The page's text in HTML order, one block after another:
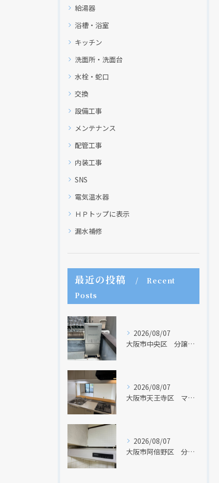
給湯器
浴槽・浴室
キッチン
洗面所・洗面台
水栓・蛇口
交換
設備工事
メンテナンス
配管工事
内装工事
SNS
電気温水器
ＨＰトップに表示
漏水補修
最近の投稿
Recent
Posts
2026/08/07
大阪市中央区 分譲マンションの給湯器取替リフォーム工事 UV除菌機能搭載給湯器
2026/08/07
大阪市天王寺区 マンションのキッチン取替及び内装リフォーム工事 クリナップ
2026/08/07
大阪市阿倍野区 分譲マンションのレンジフード取替リフォーム工事 タカラスタンダード
現在、新聞に入っている折込チラシです。
現在、新聞に入っている折込チラシです。